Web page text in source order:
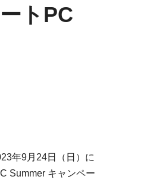
トPC
年9月24日（日）に
Summer キャンペー